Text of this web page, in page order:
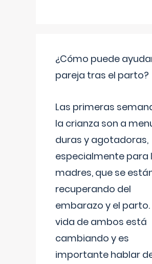
¿Cómo puede
pareja tras el parto?
Las primeras
la crianza son a
duras y agotadoras,
especialmente para
madres, que se
recuperando del
embarazo y el parto.
vida de ambos está
cambiando y es
importante hablar